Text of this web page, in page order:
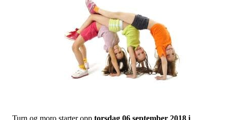
Turn og moro starter opp torsdag 06 september 2018 i